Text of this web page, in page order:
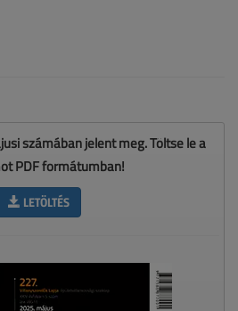
számában jelent meg. Töltse le a
PDF formátumban!
LETÖLTÉS